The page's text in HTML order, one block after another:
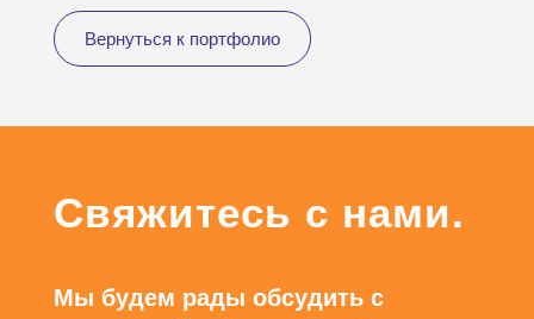
Вернуться к портфолио
Свяжитесь с нами.
Мы будем рады обсудить с